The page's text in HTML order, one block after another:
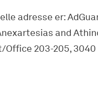
adresse er:
and
Office 203-205,